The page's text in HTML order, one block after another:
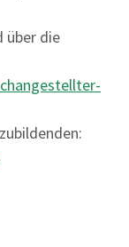
über die